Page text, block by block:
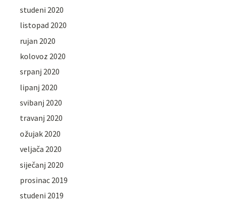
studeni 2020
listopad 2020
rujan 2020
kolovoz 2020
srpanj 2020
lipanj 2020
svibanj 2020
travanj 2020
ožujak 2020
veljača 2020
siječanj 2020
prosinac 2019
studeni 2019